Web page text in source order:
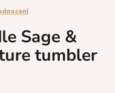
Sage &
tumbler